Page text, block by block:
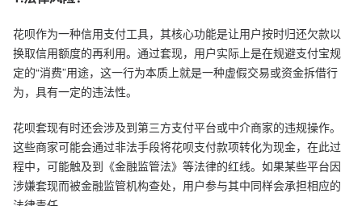
花呗作为一种信用支付工具，其核心功能是让用户按时归还欠款以
换取信用额度的再利用。通过套现，用户实际上是在规避支付宝规
定的“消费”用途，这一行为本质上就是一种虚假交易或资金拆借行
为，具有一定的违法性。
花呗套现有时还会涉及到第三方支付平台或中介商家的违规操作。
这些商家可能会通过非法手段将花呗支付款项转化为现金，在此过
程中，可能触及到《金融监管法》等法律的红线。如果某些平台因
涉嫌套现而被金融监管机构查处，用户参与其中同样会承担相应的